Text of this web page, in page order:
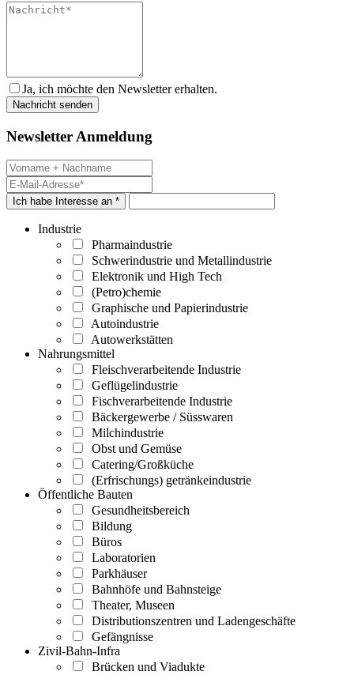
Ja, ich möchte den Newsletter erhalten.
Newsletter Anmeldung
Ich habe Interesse an *
Industrie
Pharmaindustrie
Schwerindustrie und Metallindustrie
Elektronik und High Tech
(Petro)chemie
Graphische und Papierindustrie
Autoindustrie
Autowerkstätten
Nahrungsmittel
Fleischverarbeitende Industrie
Geflügelindustrie
Fischverarbeitende Industrie
Bäckergewerbe / Süsswaren
Milchindustrie
Obst und Gemüse
Catering/Großküche
(Erfrischungs) getränkeindustrie
Öffentliche Bauten
Gesundheitsbereich
Bildung
Büros
Laboratorien
Parkhäuser
Bahnhöfe und Bahnsteige
Theater, Museen
Distributionszentren und Ladengeschäfte
Gefängnisse
Zivil-Bahn-Infra
Brücken und Viadukte